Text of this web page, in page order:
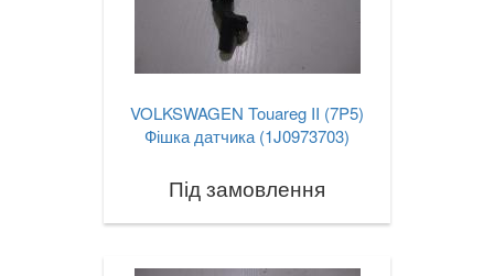
VOLKSWAGEN Touareg II (7P5)
Фішка датчика (1J0973703)
Під замовлення